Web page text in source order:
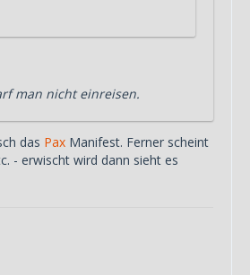
man nicht einreisen.
das Pax Manifest. Ferner scheint
- erwischt wird dann sieht es